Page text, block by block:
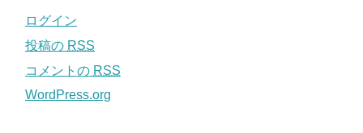
ログイン
投稿の RSS
コメントの RSS
WordPress.org